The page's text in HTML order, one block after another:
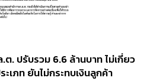
. ปรับรวม 6.6 ล้านบาท ไม่เกี่ยว
ภท ยันไม่กระทบเงินลูกค้า